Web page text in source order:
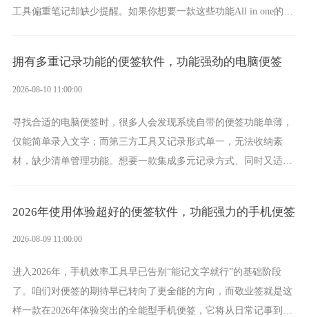
工具偏重笔记却缺少提醒。如果你想要一款这些功能All in one的一
拥有多重记录功能的便签软件，功能强劲的电脑便签
2026-08-10 11:00:00
寻找合适的电脑便签时，很多人会发现系统自带的便签功能单薄，
仅能简单录入文字；而第三方工具又记录形式单一，无法收纳素
材，缺少清单管理功能。想要一款集成多元记录方式、同时又适配
2026年使用体验超好的便签软件，功能强力的手机便签
2026-08-09 11:00:00
进入2026年，手机效率工具早已告别“能记文字就行”的基础阶段
了。咱们对便签的期待早已转向了更全能的方向，而敬业签就是这
样一款在2026年体验突出的全能型手机便签，它将从日常记事到时